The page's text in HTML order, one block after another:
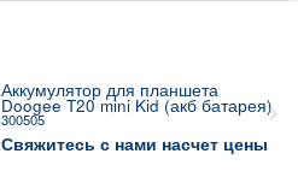
Аккумулятор для планшета
Doogee T20 mini Kid (акб батарея)
300505
Свяжитесь с нами насчет цены